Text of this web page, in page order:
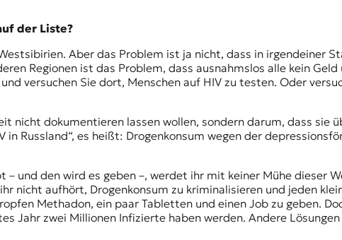
der Liste?
Aber das Problem ist ja nicht, dass in irgendeiner
Regionen ist das Problem, dass ausnahmslos alle kein
versuchen Sie dort, Menschen auf HIV zu testen. Oder
nicht dokumentieren lassen wollen, sondern darum, dass sie
Russland“, es heißt: Drogenkonsum wegen der
und den wird es geben –, werdet ihr mit keiner Mühe dieser
nicht aufhört, Drogenkonsum zu kriminalisieren und jeden
Methadon, ein paar Tabletten und einen Job zu geben.
Jahr zwei Millionen Infizierte haben werden. Andere